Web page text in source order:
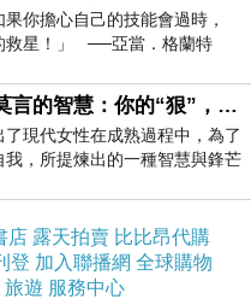
果你擔心自己的技能會過時，
救星！」 ──亞當．格蘭特
《
諾貝爾獎作家莫言的智慧：你的“狠”，才是最好的自我保護
現代女性在成熟過程中，為了
我，所提煉出的一種智慧與鋒芒
看法
店 露天拍賣 比比昂代購
登 加入聯播網 全球購物
旅遊 服務中心